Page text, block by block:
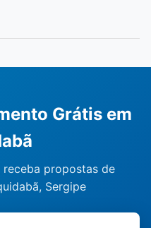
Grátis em
propostas de
Sergipe